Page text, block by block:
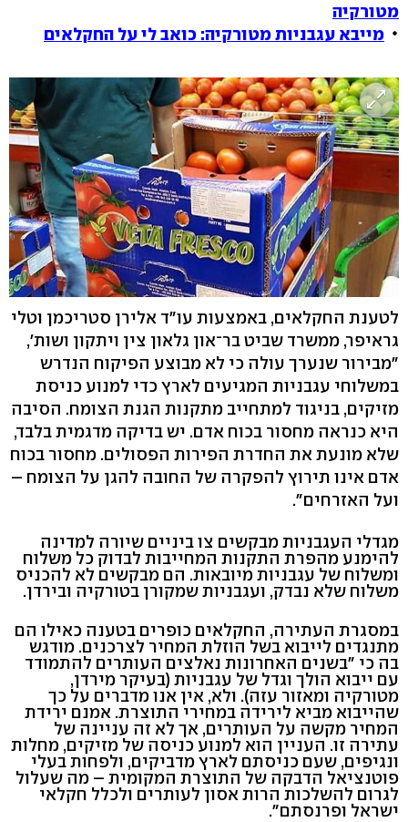
מטורקיה
מייבא עגבניות מטורקיה: כואב לי על החקלאים
לטענת החקלאים, באמצעות עו"ד אלירן סטריכמן וטלי
גראיפר, ממשרד שביט בר־און גלאון צין ויתקון ושות',
"מבירור שנערך עולה כי לא מבוצע הפיקוח הנדרש
במשלוחי עגבניות המגיעים לארץ כדי למנוע כניסת
מזיקים, בניגוד למתחייב מתקנות הגנת הצומח. הסיבה
היא כנראה מחסור בכוח אדם. יש בדיקה מדגמית בלבד,
שלא מונעת את החדרת הפירות הפסולים. מחסור בכוח
אדם אינו תירוץ להפקרה של החובה להגן על הצומח –
ועל האזרחים".
מגדלי העגבניות מבקשים צו ביניים שיורה למדינה
להימנע מהפרת התקנות המחייבות לבדוק כל משלוח
ומשלוח של עגבניות מיובאות. הם מבקשים לא להכניס
משלוח שלא נבדק, ועגבניות שמקורן בטורקיה ובירדן.
במסגרת העתירה, החקלאים כופרים בטענה כאילו הם
מתנגדים לייבוא בשל הוזלת המחיר לצרכנים. מודגש
בה כי "בשנים האחרונות נאלצים העותרים להתמודד
עם ייבוא הולך וגדל של עגבניות (בעיקר מירדן,
מטורקיה ומאזור עזה). ולא, אין אנו מדברים על כך
שהייבוא מביא לירידה במחירי התוצרת. אמנם ירידת
המחיר מקשה על העותרים, אך לא זה עניינה של
עתירה זו. העניין הוא למנוע כניסה של מזיקים, מחלות
ונגיפים, שעם כניסתם לארץ מדביקים, ולפחות בעלי
פוטנציאל הדבקה של התוצרת המקומית – מה שעלול
לגרום להשלכות הרות אסון לעותרים ולכלל חקלאי
ישראל ופרנסתם".